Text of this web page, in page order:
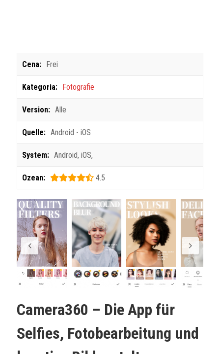
Cena: Frei
Kategoria: Fotografie
Version: Alle
Quelle: Android - iOS
System: Android, iOS,
Ozean: 4.5
Camera360 – Die App für
Selfies, Fotobearbeitung und